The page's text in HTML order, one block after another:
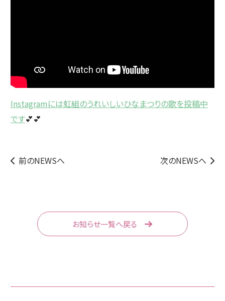
Instagramには虹組のうれいしいひなまつりの歌を投稿中
です💕💕
前のNEWSへ 次のNEWSへ
お知らせ一覧へ戻る